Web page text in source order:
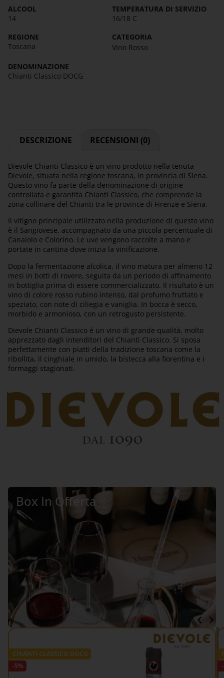
ALCOOL
14
TEMPERATURA DI SERVIZIO
16/18 C
REGIONE
Toscana
CATEGORIA
Vino Rosso
DENOMINAZIONE
Chianti Classico DOCG
DESCRIZIONE RECENSIONI (0)
Dievole Chianti Classico è un vino prodotto nella tenuta
Dievole, situata nella regione toscana, in provincia di Siena.
Questo vino fa parte della denominazione di origine
controllata e garantita Chianti Classico, che comprende la
zona collinare del Chianti tra le province di Firenze e Siena.
Il vitigno principale utilizzato nella produzione di questo vino
è il Sangiovese, accompagnato da una piccola percentuale di
Canaiolo e Colorino. Le uve vengono raccolte a mano e
portate in cantina dove inizia la vinificazione.
Dopo la fermentazione alcolica, il vino matura per almeno 12
mesi in botti di rovere, seguita da un periodo di affinamento
in bottiglia prima di essere commercializzato. Il risultato è un
vino di colore rosso rubino intenso, dal profumo fruttato e
speziato, con note di ciliegia e vaniglia. In bocca è secco,
morbido e armonioso, con un retrogusto persistente.
Dievole Chianti Classico è un vino di grande qualità, molto
apprezzato dagli intenditori del Chianti Classico. Si sposa
perfettamente con piatti della tradizione toscana come la
ribollita, il cinghiale in umido, la bistecca alla fiorentina e i
formaggi stagionati.
Box In Offerta
VEDI TUTTO >>
CHIANTI CLASSICO DOCG
-5%